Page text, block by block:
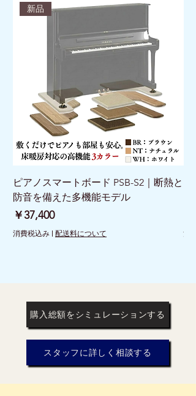
新品
ピアノスマートボード PSB-S2｜断熱と
防音を備えた多機能モデル
価格
￥37,400
消費税込み | 配送料について 消
購入総額をシミュレーションする
スタッフに詳しく相談する